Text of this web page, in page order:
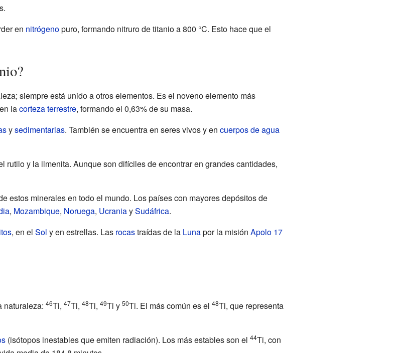
en nitrógenopuro, formando nitruro de titanio a 800 °C. Esto hace que el
siempre está unido a otros elementos. Es el noveno elemento más
lacorteza terrestre, formando el 0,63% de su masa.
ysedimentarias. También se encuentra en seres vivos y en cuerpos de agua
rutilo y la ilmenita. Aunque son difíciles de encontrar en grandes cantidades,
estos minerales en todo el mundo. Los países con mayores depósitos de
, Mozambique, Noruega, UcraniaySudáfrica.
, en el Sol y en estrellas. Las rocastraídas de la Lunapor la misión Apolo 17
naturaleza: 46Ti, 47Ti, 48Ti, 49Ti y 50Ti. El más común es el 48Ti, que representa
(isótopos inestables que emiten radiación). Los más estables son el 44Ti, con